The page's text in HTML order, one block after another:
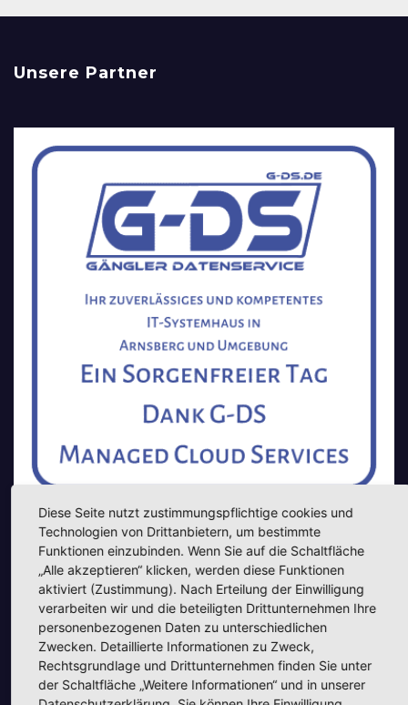
Unsere Partner
Unsere Partner
Diese Seite nutzt zustimmungspflichtige cookies und
Technologien von Drittanbietern, um bestimmte
Funktionen einzubinden. Wenn Sie auf die Schaltfläche
„Alle akzeptieren“ klicken, werden diese Funktionen
aktiviert (Zustimmung). Nach Erteilung der Einwilligung
verarbeiten wir und die beteiligten Drittunternehmen Ihre
personenbezogenen Daten zu unterschiedlichen
Zwecken. Detaillierte Informationen zu Zweck,
Rechtsgrundlage und Drittunternehmen finden Sie unter
der Schaltfläche „Weitere Informationen“ und in unserer